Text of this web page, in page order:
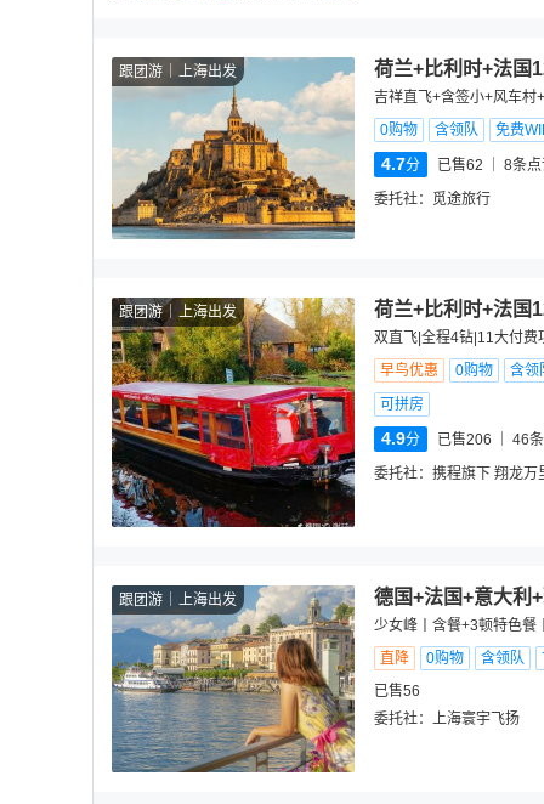
跟团游 上海出发 荷兰+比利时+法国
吉祥直飞+含签小+风车村
0购物
含领队 免费
4.7分 已售62 8条
委托社： 觅途旅行
跟团游 上海出发 荷兰+比利时+法国
双直飞|全程4钻|11大付
早鸟优惠
0购物
含领
可拼房
4.9分 已售206 46
委托社： 携程旗下 翔龙万
跟团游 上海出发 德国+法国+意大利
少女峰丨含餐+3顿特色餐
直降
0购物 含领队
已售56
委托社： 上海寰宇飞扬